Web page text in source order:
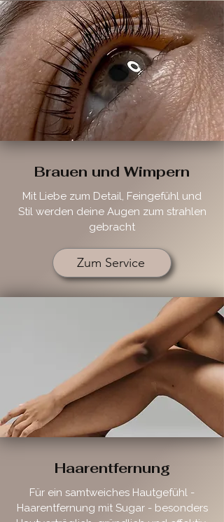
Brauen und Wimpern
Mit Liebe zum Detail, Feingefühl und
Stil werden deine Augen zum strahlen
gebracht
Zum Service
Haarentfernung
Für ein samtweiches Hautgefühl -
Haarentfernung mit Sugar - besonders